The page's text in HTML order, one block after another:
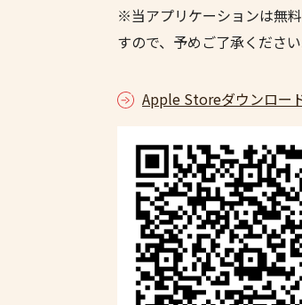
※当アプリケーションは無
すので、予めご了承ください
Apple Storeダウンロー